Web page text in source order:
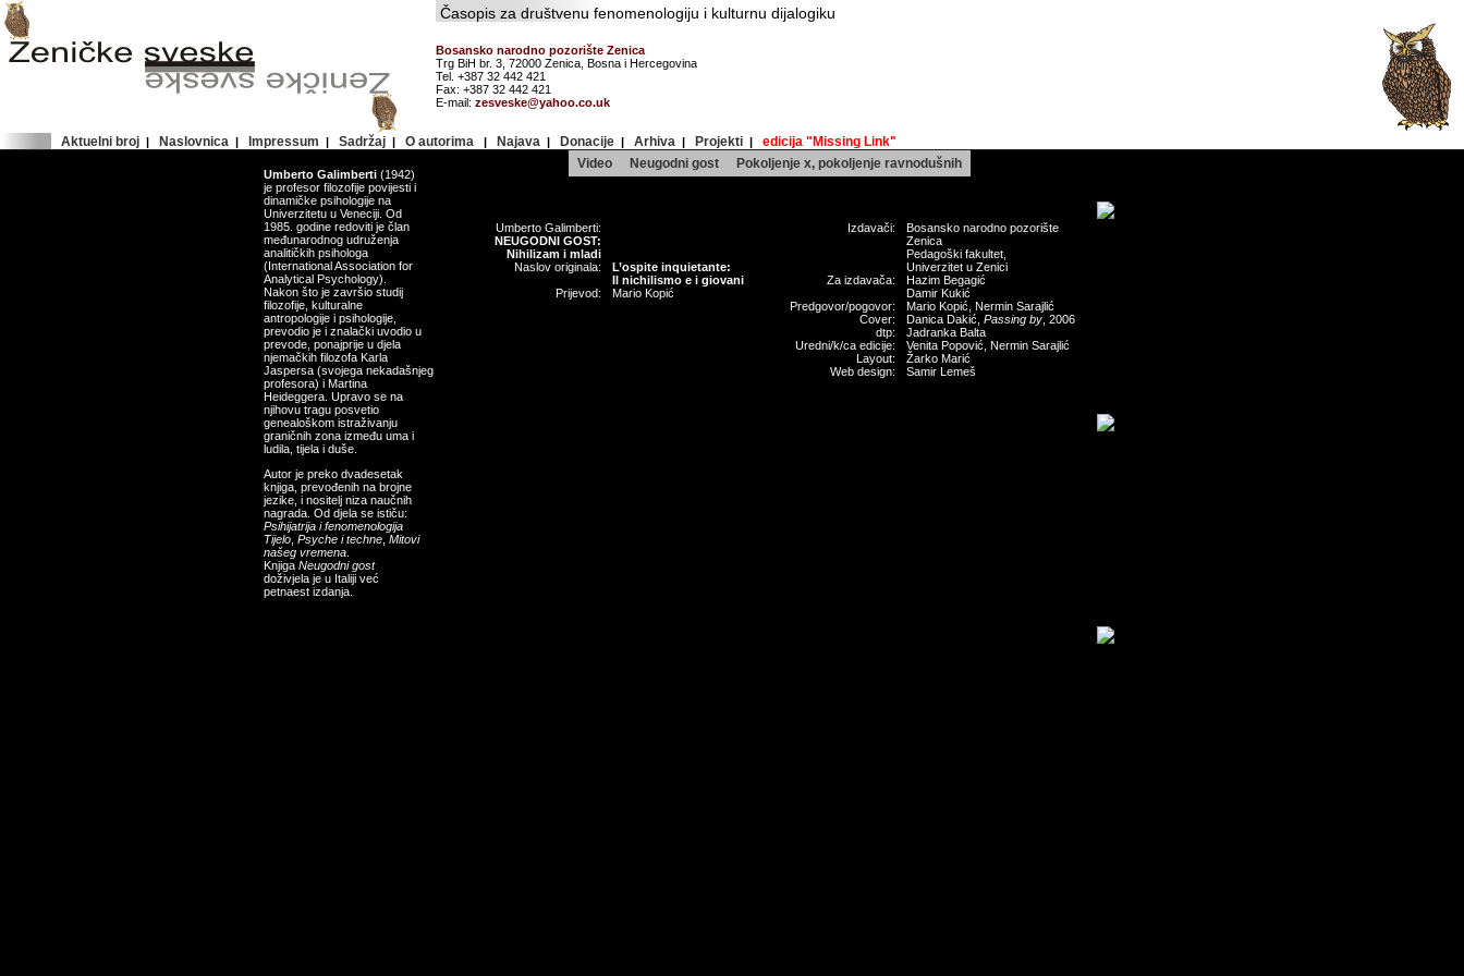
Časopis za društvenu fenomenologiju i kulturnu dijalogiku
Bosansko narodno pozorište Zenica
Trg BiH br. 3, 72000 Zenica, Bosna i Hercegovina
Tel. +387 32 442 421
Fax: +387 32 442 421
E-mail: zesveske@yahoo.co.uk
Aktuelni broj | Naslovnica | Impressum | Sadržaj | O autorima | Najava | Donacije | Arhiva | Projekti | edicija "Missing Link"
Umberto Galimberti (1942)
je profesor filozofije povijesti i
dinamičke psihologije na
Univerzitetu u Veneciji. Od
1985. godine redoviti je član
međunarodnog udruženja
analitičkih psihologa
(International Association for
Analytical Psychology).
Nakon što je završio studij
filozofije, kulturalne
antropologije i psihologije,
prevodio je i znalački uvodio u
prevode, ponajprije u djela
njemačkih filozofa Karla
Jaspersa (svojega nekadašnjeg
profesora) i Martina
Heideggera. Upravo se na
njihovu tragu posvetio
genealoškom istraživanju
graničnih zona između uma i
ludila, tijela i duše.
Autor je preko dvadesetak
knjiga, prevođenih na brojne
jezike, i nositelj niza naučnih
nagrada. Od djela se ističu:
Psihijatrija i fenomenologija
Tijelo Psyche i techne Mitovi
našeg vremena
Knjiga Neugodni gost
doživjela je u Italiji već
petnaest izdanja.
Video Neugodni gost Pokoljenje x, pokoljenje ravnodušnih
Umberto Galimberti:
NEUGODNI GOST:
Nihilizam i mladi
Naslov originala:
Prijevod:
L’ospite inquietante:
Il nichilismo e i giovani
Mario Kopić
Izdavači:
Za izdavača:
Predgovor/pogovor:
Cover:
dtp:
Uredni/k/ca edicije:
Layout:
Web design:
Bosansko narodno pozorište
Zenica
Pedagoški fakultet,
Univerzitet u Zenici
Hazim Begagić
Damir Kukić
Mario Kopić, Nermin Sarajlić
Danica Dakić, Passing by , 2006
Jadranka Balta
Venita Popović, Nermin Sarajlić
Žarko Marić
Samir Lemeš